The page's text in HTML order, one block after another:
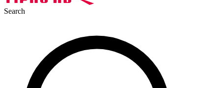
Search